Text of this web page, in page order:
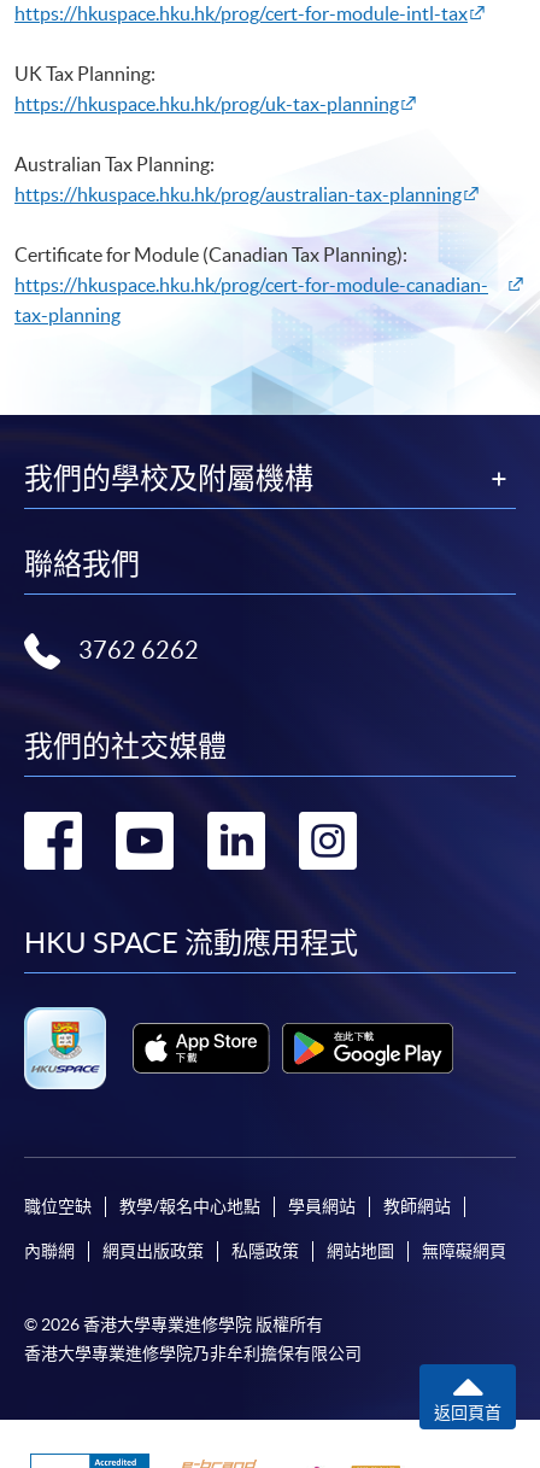
https://hkuspace.hku.hk/prog/cert-for-module-intl-tax
UK Tax Planning:
https://hkuspace.hku.hk/prog/uk-tax-planning
Australian Tax Planning:
https://hkuspace.hku.hk/prog/australian-tax-planning
Certificate for Module (Canadian Tax Planning):
https://hkuspace.hku.hk/prog/cert-for-module-canadian-
tax-planning
我們的學校及附屬機構
聯絡我們
3762 6262
我們的社交媒體
轉
facebook
轉
youtube
轉
linkedin
轉
HKU SPACE 流動應用程式
職位空缺 教學/報名中心地點 學員網站 教師網站
內聯網 網頁出版政策 私隱政策 網站地圖 無障礙網頁
© 2026 香港大學專業進修學院 版權所有
香港大學專業進修學院乃非牟利擔保有限公司
返回頁首